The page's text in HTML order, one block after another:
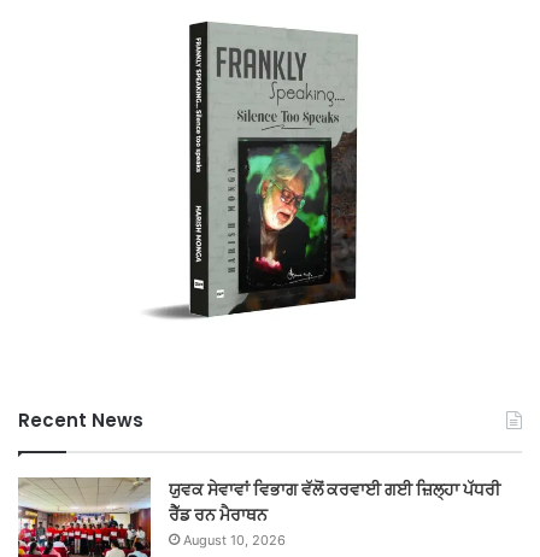
Recent News
ਯੁਵਕ ਸੇਵਾਵਾਂ ਵਿਭਾਗ ਵੱਲੋਂ ਕਰਵਾਈ ਗਈ ਜ਼ਿਲ੍ਹਾ ਪੱਧਰੀ
ਰੈੱਡ ਰਨ ਮੈਰਾਥਨ
August 10, 2026